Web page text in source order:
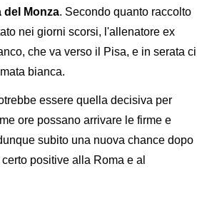
del Monza. Secondo quanto raccolto
nei giorni scorsi, l'allenatore ex
che va verso il Pisa, e in serata ci
bianca.
essere quella decisiva per
ore possano arrivare le firme e
subito una nuova chance dopo
positive alla Roma e al